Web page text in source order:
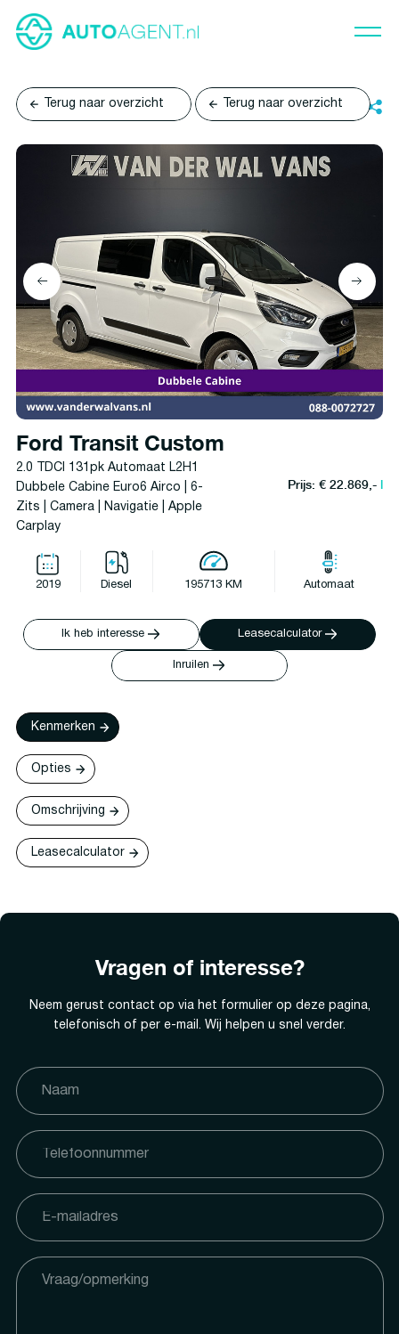
Terug naar overzicht Terug naar overzicht
Ford Transit Custom
2.0 TDCI 131pk Automaat L2H1
Dubbele Cabine Euro6 Airco | 6-
Zits | Camera | Navigatie | Apple
Carplay
Prijs: € 22.869,-l
2019 Diesel 195713 KM Automaat
Ik heb interesse Leasecalculator
Inruilen
Kenmerken
Opties
Omschrijving
Leasecalculator
Vragen of interesse?
Neem gerust contact op via het formulier op deze pagina,
telefonisch of per e-mail. Wij helpen u snel verder.